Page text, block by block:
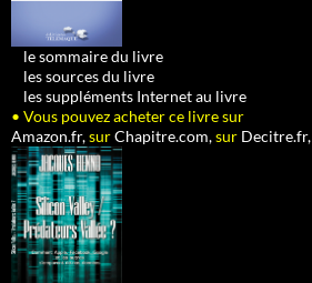
le sommaire du livre
les sources du livre
les suppléments Internet au livre
• Vous pouvez acheter ce livre sur
Amazon.fr,surChapitre.com,sur Decitre.fr,